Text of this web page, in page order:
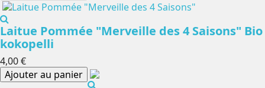
Laitue Pommée "Merveille des 4 Saisons" Bio
kokopelli
4,00 €
Ajouter au panier